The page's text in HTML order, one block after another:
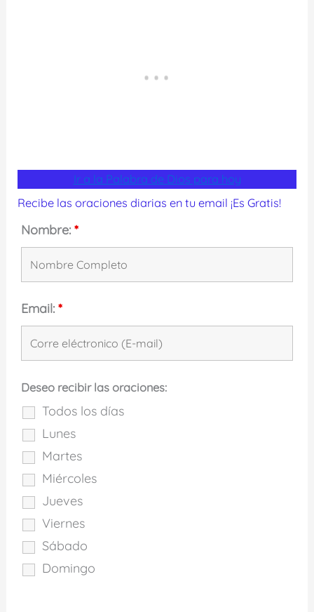
Ir a la Palabra de Dios para hoy
Recibe las oraciones diarias en tu email ¡Es Gratis!
Nombre:*
Email:*
Deseo recibir las oraciones:
Todos los días
Lunes
Martes
Miércoles
Jueves
Viernes
Sábado
Domingo